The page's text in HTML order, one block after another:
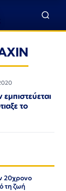
το
20χρονο
τη ζωή